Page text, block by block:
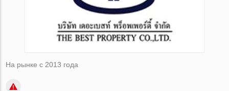
На рынке с 2013 года